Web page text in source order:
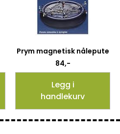
Prym magnetisk nålepute
84,-
Legg i
handlekurv